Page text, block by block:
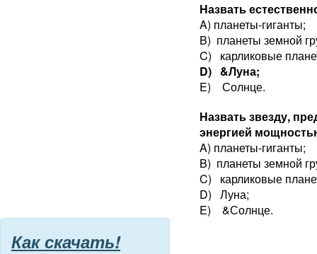
Назвать
A) планеты-гиганты;
B) планеты земной
C) карликовые
D) &Луна;
E) Солнце.
Назвать звезду,
энергией
A) планеты-гиганты;
B) планеты земной
C) карликовые
D) Луна;
E) &Солнце.
Как скачать!